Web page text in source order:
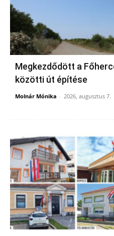
Megkezdődött a
közötti út építése
Molnár Mónika - 2026, augusztus 7.